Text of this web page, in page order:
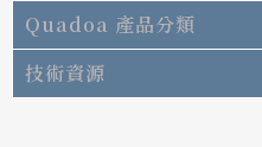
Quadoa 產品分類
技術資源